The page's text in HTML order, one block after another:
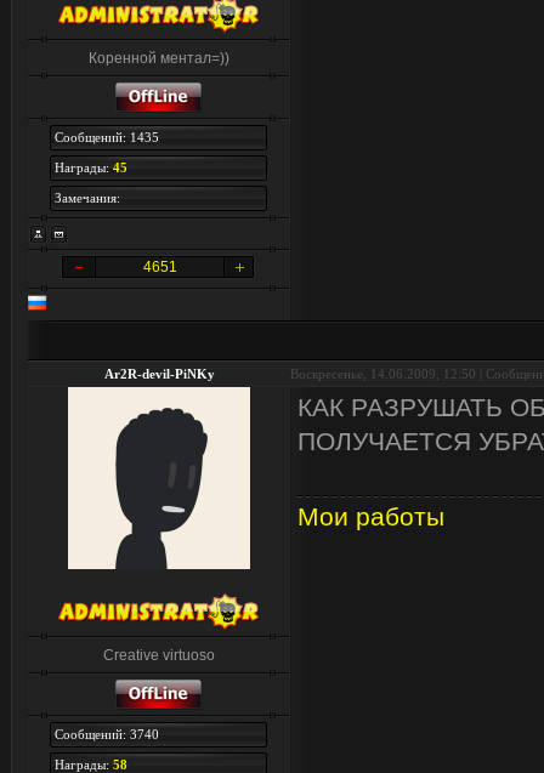
Коренной ментал=))
Сообщений: 1435
Награды: 45
Замечания:
4651
Ar2R-devil-PiNKy Воскресенье, 14.06.2009, 12:50 |
Creative virtuoso
Сообщений: 3740
Награды: 58
КАК РАЗРУШАТЬ
ПОЛУЧАЕТСЯ
Мои работы